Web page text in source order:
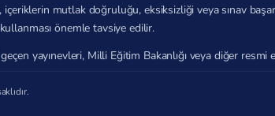
mutlak doğruluğu, eksiksizliği veya sınav
önemle tavsiye edilir.
yayınevleri, Milli Eğitim Bakanlığı veya diğer